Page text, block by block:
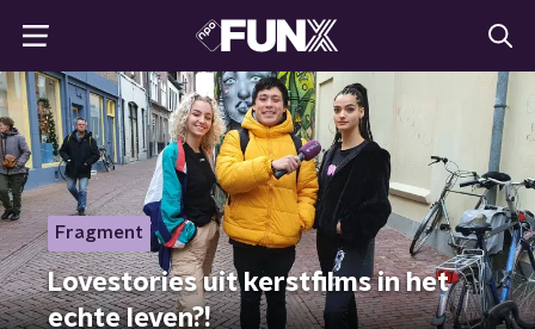
Fragment
Lovestories uit kerstfilms in het
echte leven?!